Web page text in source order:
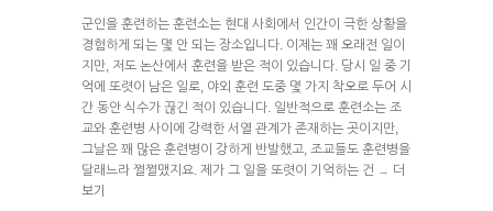
군인을 훈련하는 훈련소는 현대 사회에서 인간이 극한 상황을
경험하게 되는 몇 안 되는 장소입니다. 이제는 꽤 오래전 일이
지만, 저도 논산에서 훈련을 받은 적이 있습니다. 당시 일 중 기
억에 또렷이 남은 일로, 야외 훈련 도중 몇 가지 착오로 두어 시
간 동안 식수가 끊긴 적이 있습니다. 일반적으로 훈련소는 조
교와 훈련병 사이에 강력한 서열 관계가 존재하는 곳이지만,
그날은 꽤 많은 훈련병이 강하게 반발했고, 조교들도 훈련병을
달래느라 쩔쩔맸지요. 제가 그 일을 또렷이 기억하는 건 → 더
보기